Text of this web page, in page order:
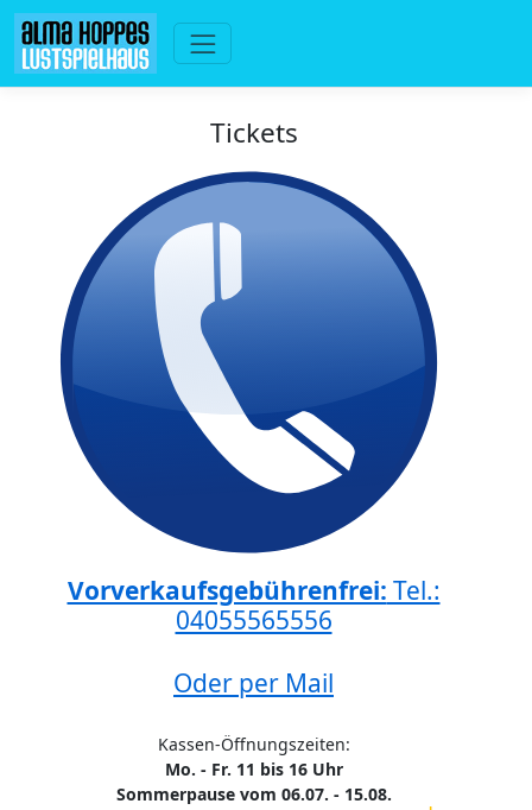
Tickets
Vorverkaufsgebührenfrei: Tel.:
04055565556
Oder per Mail
Kassen-Öffnungszeiten:
Mo. - Fr. 11 bis 16 Uhr
Sommerpause vom 06.07. - 15.08.